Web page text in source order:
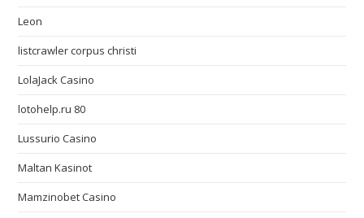
Leon
listcrawler corpus christi
LolaJack Casino
lotohelp.ru 80
Lussurio Casino
Maltan Kasinot
Mamzinobet Casino